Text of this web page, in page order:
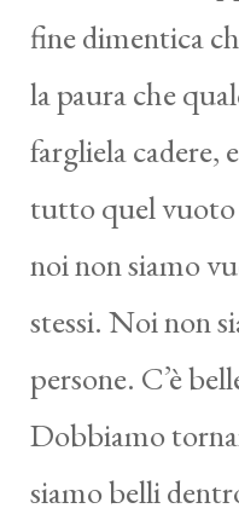
fine dimentica
la paura che
fargliela cadere,
tutto quel vuoto
noi non siamo
stessi. Noi non
persone. C’è
Dobbiamo
siamo belli